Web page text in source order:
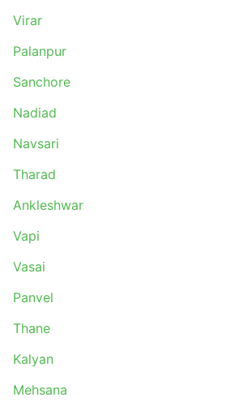
Virar
Palanpur
Sanchore
Nadiad
Navsari
Tharad
Ankleshwar
Vapi
Vasai
Panvel
Thane
Kalyan
Mehsana